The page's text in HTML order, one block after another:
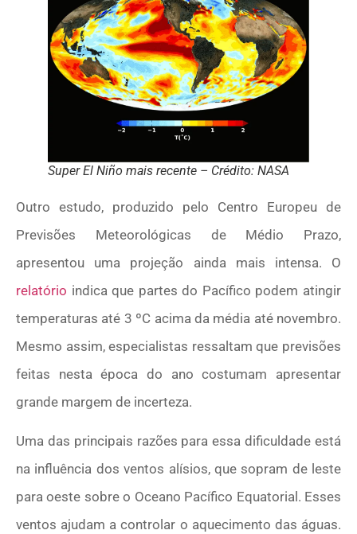
Super El Niño mais recente – Crédito: NASA
Outro estudo, produzido pelo Centro Europeu de
Previsões Meteorológicas de Médio Prazo,
apresentou uma projeção ainda mais intensa. O
relatório indica que partes do Pacífico podem atingir
temperaturas até 3 ºC acima da média até novembro.
Mesmo assim, especialistas ressaltam que previsões
feitas nesta época do ano costumam apresentar
grande margem de incerteza.
Uma das principais razões para essa dificuldade está
na influência dos ventos alísios, que sopram de leste
para oeste sobre o Oceano Pacífico Equatorial. Esses
ventos ajudam a controlar o aquecimento das águas.